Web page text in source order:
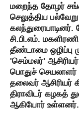
மறைந்த தோழர்
செலுத்திய
கலந்துரையாடினர்.
சி.பி.எம்.
தீண்டாமை ஒழிப்பு
'செம்மலர்'
பொதுச் செயலாளர்
தலைவர் ஆசிரியர்
திராவிடர் கழகத்
ஆகியோர் உள்ளனர்.